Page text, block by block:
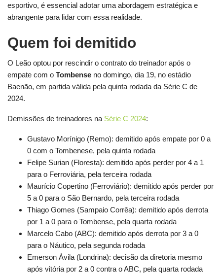
esportivo, é essencial adotar uma abordagem estratégica e
abrangente para lidar com essa realidade.
Quem foi demitido
O Leão optou por rescindir o contrato do treinador após o
empate com o Tombense no domingo, dia 19, no estádio
Baenão, em partida válida pela quinta rodada da Série C de
2024.
Demissões de treinadores na Série C 2024:
Gustavo Morínigo (Remo): demitido após empate por 0 a
0 com o Tombenese, pela quinta rodada
Felipe Surian (Floresta): demitido após perder por 4 a 1
para o Ferroviária, pela terceira rodada
Maurício Copertino (Ferroviário): demitido após perder por
5 a 0 para o São Bernardo, pela terceira rodada
Thiago Gomes (Sampaio Corrêa): demitido após derrota
por 1 a 0 para o Tombense, pela quarta rodada
Marcelo Cabo (ABC): demitido após derrota por 3 a 0
para o Náutico, pela segunda rodada
Emerson Ávila (Londrina): decisão da diretoria mesmo
após vitória por 2 a 0 contra o ABC, pela quarta rodada